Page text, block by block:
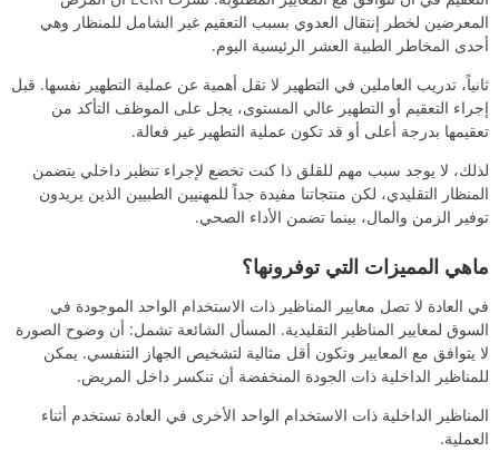
المعرضين لخطر إنتقال العدوي بسبب التعقيم غير الشامل للمنظار وهي
أحدى المخاطر الطبية العشر الرئيسية اليوم.
ثانياً، تدريب العاملين في التطهير لا تقل أهمية عن عملية التطهير نفسها. قبل
إجراء التعقيم أو التطهير عالي المستوى، يجل على الموظف التأكد من
تعقيمها بدرجة أعلى أو قد تكون عملية التطهير غير فعالة.
لذلك، لا يوجد سبب مهم للقلق ذا كنت تخضع لإجراء تنظير داخلي يتضمن
المنظار التقليدي، لكن منتجاتنا مفيدة جداً للمهنيين الطبيين الذين يريدون
توفير الزمن والمال، بينما تضمن الأداء الصحي.
ماهي المميزات التي توفرونها؟
في العادة لا تصل معايير المناظير ذات الاستخدام الواحد الموجودة في
السوق لمعايير المناظير التقليدية. المسأل الشائعة تشمل: أن وضوح الصورة
لا يتوافق مع المعايير وتكون أقل مثالية لتشخيص الجهاز التنفسي. يمكن
للمناظير الداخلية ذات الجودة المنخفضة أن تنكسر داخل المريض.
المناظير الداخلية ذات الاستخدام الواحد الأخرى في العادة تستخدم أثناء
العملية.